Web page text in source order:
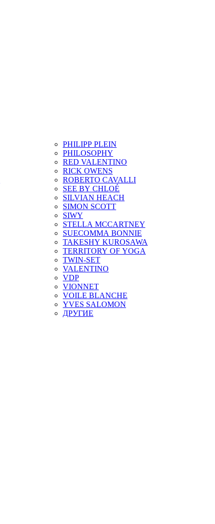
PHILIPP PLEIN
PHILOSOPHY
RED VALENTINO
RICK OWENS
ROBERTO CAVALLI
SEE BY CHLOÉ
SILVIAN HEACH
SIMON SCOTT
SIWY
STELLA MCCARTNEY
SUECOMMA BONNIE
TAKESHY KUROSAWA
TERRITORY OF YOGA
TWIN-SET
VALENTINO
VDP
VIONNET
VOILE BLANCHE
YVES SALOMON
ДРУГИЕ